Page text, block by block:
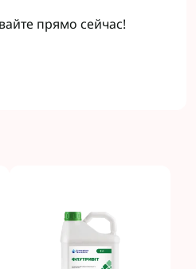
прямо сейчас!